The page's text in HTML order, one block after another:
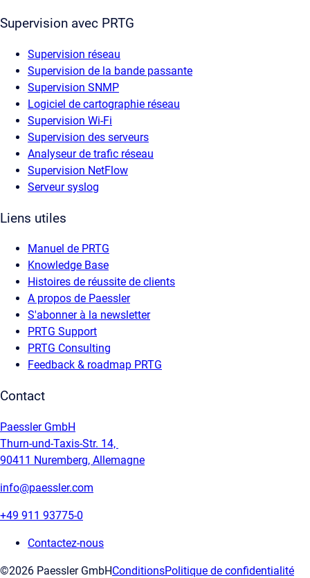
Supervision avec PRTG
Supervision réseau
Supervision de la bande passante
Supervision SNMP
Logiciel de cartographie réseau
Supervision Wi-Fi
Supervision des serveurs
Analyseur de trafic réseau
Supervision NetFlow
Serveur syslog
Liens utiles
Manuel de PRTG
Knowledge Base
Histoires de réussite de clients
A propos de Paessler
S'abonner à la newsletter
PRTG Support
PRTG Consulting
Feedback & roadmap PRTG
Contact
Paessler GmbH
Thurn-und-Taxis-Str. 14,
90411 Nuremberg, Allemagne
info@paessler.com
+49 911 93775-0
Contactez-nous
©2026 Paessler GmbHConditionsPolitique de confidentialité